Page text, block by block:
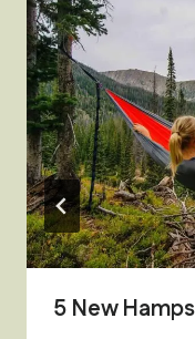
5 New